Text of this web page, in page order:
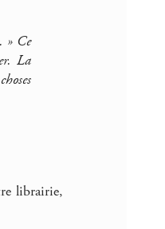
» Ce
La
librairie,